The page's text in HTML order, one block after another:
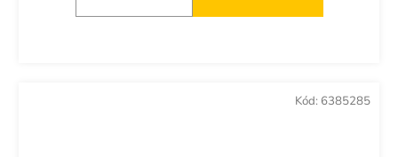
Kód: 6385285